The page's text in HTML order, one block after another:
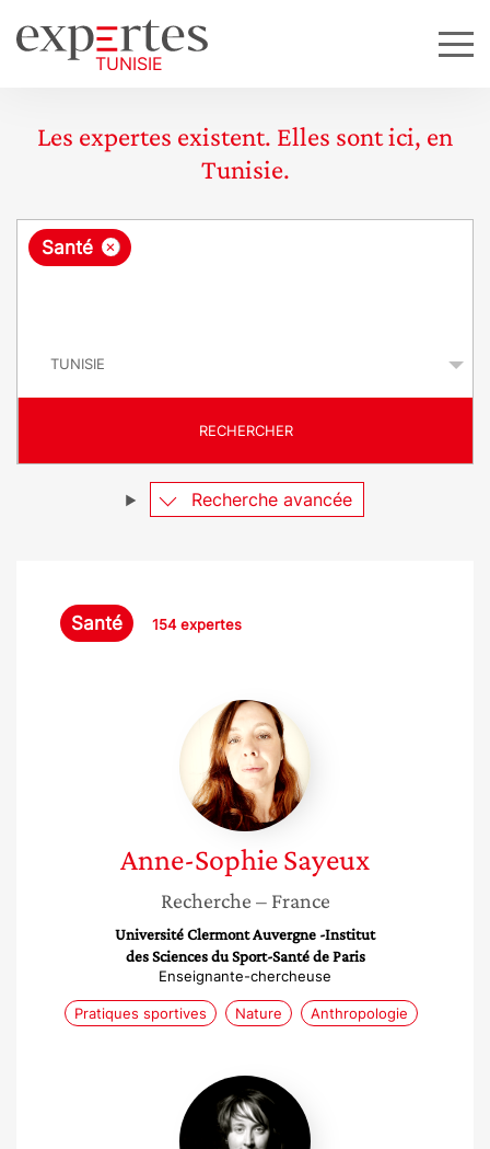
Les expertes existent. Elles sont ici, en
Tunisie.
R
ê
e
×
Santé
RECHERCHER
Recherche avancée
Santé 154 expertes
Anne-
Sophie
Sayeux
Anne-SophieSayeux
Recherche – France
Université Clermont Auvergne -Institut
des Sciences du Sport-Santé de Paris
Enseignante-chercheuse
Pratiques sportives Nature Anthropologie
Aline
Leboeuf